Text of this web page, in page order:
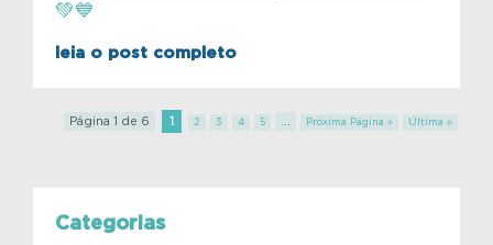
💚💙
leia o post completo
Página 1 de 6 1 2 3 4 5 Próxima Página » Última »
Categorias